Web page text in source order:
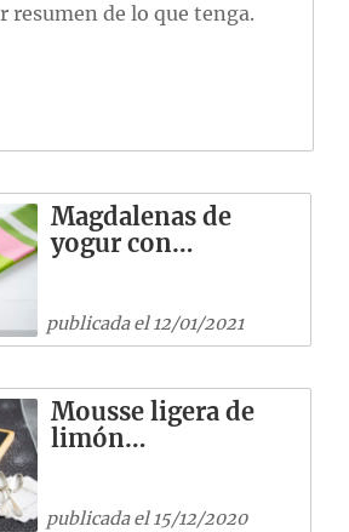
resumen de lo que tenga.
Magdalenas de
yogur con…
publicada el 12/01/2021
Mousse ligera de
limón…
publicada el 15/12/2020